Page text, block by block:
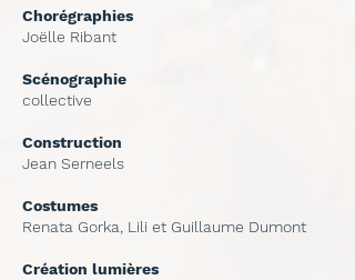
Chorégraphies
Joëlle Ribant
Scénographie
collective
Construction
Jean Serneels
Costumes
Renata Gorka, Lili et Guillaume Dumont
Création lumières